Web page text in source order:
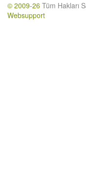
© 2009-26 Tüm Hakları
Websupport